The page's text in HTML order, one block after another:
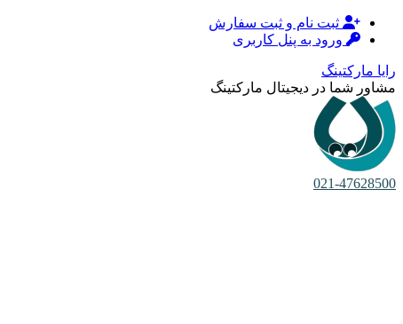
ثبت نام و ثبت سفارش
ورود به پنل کاربری
رایا مارکتینگ
مشاور شما در دیجیتال مارکتینگ
021-47628500